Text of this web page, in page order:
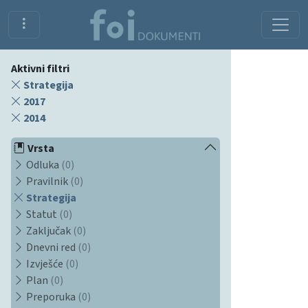
Aktivni filtri
Strategija
2017
2014
Vrsta
Odluka (0)
Pravilnik (0)
Strategija
Statut (0)
Zaključak (0)
Dnevni red (0)
Izvješće (0)
Plan (0)
Preporuka (0)